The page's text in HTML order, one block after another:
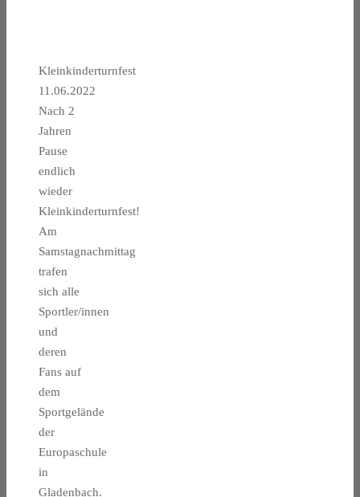
Kleinkinderturnfest
11.06.2022
Nach 2
Jahren
Pause
endlich
wieder
Kleinkinderturnfest!
Am
Samstagnachmittag
trafen
sich alle
Sportler/innen
und
deren
Fans auf
dem
Sportgelände
der
Europaschule
in
Gladenbach.